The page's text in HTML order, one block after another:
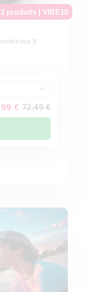
produits | VIBE10
8
€ 72,49 €